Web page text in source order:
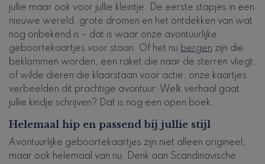
jullie maar ook voor jullie kleintje. De eerste stapjes in een
nieuwe wereld, grote dromen en het ontdekken van wat
nog onbekend is – dat is waar onze avontuurlijke
geboortekaartjes voor staan. Of het nu bergen zijn die
beklommen worden, een raket die naar de sterren vliegt,
of wilde dieren die klaarstaan voor actie, onze kaartjes
verbeelden dit prachtige avontuur. Welk verhaal gaat
jullie kindje schrijven? Dat is nog een open boek.
Helemaal hip en passend bij jullie stijl
Avontuurlijke geboortekaartjes zijn niet alleen origineel,
maar ook helemaal van nu. Denk aan Scandinavische